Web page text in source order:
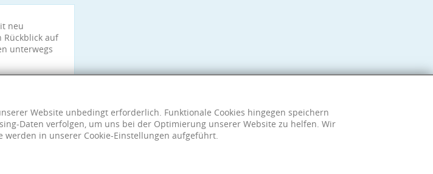
neu
Rückblick auf
unterwegs
Website unbedingt erforderlich. Funktionale Cookies hingegen speichern
Daten verfolgen, um uns bei der Optimierung unserer Website zu helfen. Wir
in unserer Cookie-Einstellungen aufgeführt.